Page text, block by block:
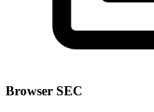
Browser SEC